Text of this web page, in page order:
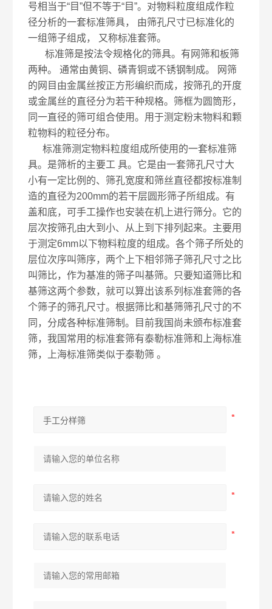
号相当于“目”但不等于“目”。对物料粒度组成作粒
径分析的一套标准筛具， 由筛孔尺寸已标准化的
一组筛子组成， 又称标准套筛。
标准筛是按法令规格化的筛具。有网筛和板筛
两种。 通常由黄铜、磷青铜或不锈钢制成。 网筛
的网目由金属丝按正方形编织而成，按筛孔的开度
或金属丝的直径分为若干种规格。筛框为圆筒形，
同一直径的筛可组合使用。用于测定粉末物料和颗
粒物料的粒径分布。
标准筛测定物料粒度组成所使用的一套标准筛
具。是筛析的主要工 具。它是由一套筛孔尺寸大
小有一定比例的、筛孔宽度和筛丝直径都按标准制
造的直径为200mm的若干层圆形筛子所组成。有
盖和底，可手工操作也安装在机上进行筛分。它的
层次按筛孔由大到小、从上到下排列起来。主要用
于测定6mm以下物料粒度的组成。各个筛子所处的
层位次序叫筛序，两个上下相邻筛子筛孔尺寸之比
叫筛比，作为基准的筛子叫基筛。只要知道筛比和
基筛这两个参数，就可以算出该系列标准套筛的各
个筛子的筛孔尺寸。根据筛比和基筛筛孔尺寸的不
同，分成各种标准筛制。目前我国尚未颁布标准套
筛，我国常用的标准套筛有泰勒标准筛和上海标准
筛，上海标准筛类似于泰勒筛 。